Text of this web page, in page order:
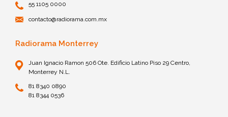
55 1105 0000
contacto@radiorama.com.mx
Radiorama Monterrey
Juan Ignacio Ramon 506 Ote. Edificio Latino Piso 29 Centro,
Monterrey N.L.
81 8340 0890
81 8344 0536